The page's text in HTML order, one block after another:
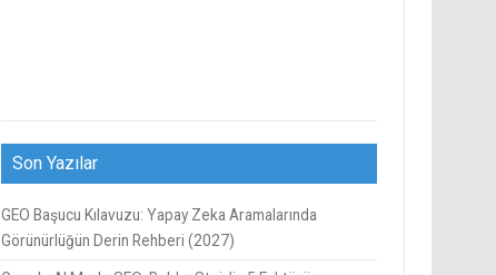
Son Yazılar
GEO Başucu Kılavuzu: Yapay Zeka Aramalarında
Görünürlüğün Derin Rehberi (2027)